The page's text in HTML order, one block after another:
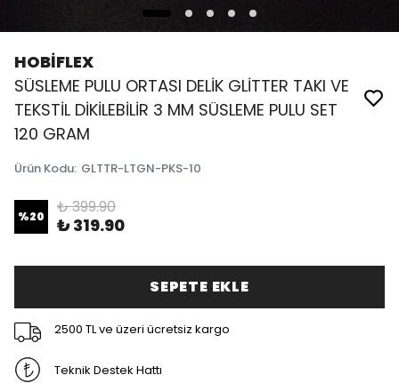
HOBİFLEX
SÜSLEME PULU ORTASI DELİK GLİTTER TAKI VE
TEKSTİL DİKİLEBİLİR 3 MM SÜSLEME PULU SET
120 GRAM
Ürün Kodu: GLTTR-LTGN-PKS-10
%20 ₺ 399.90
₺ 319.90
SEPETE EKLE
2500 TL ve üzeri ücretsiz kargo
Teknik Destek Hattı